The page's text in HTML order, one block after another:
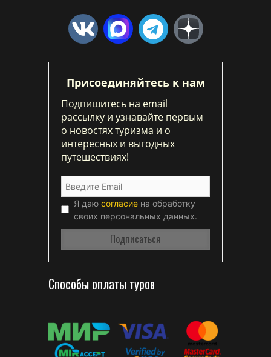
Присоединяйтесь к нам
Подпишитесь на email
рассылку и узнавайте первым
о новостях туризма и о
интересных и выгодных
путешествиях!
Я даю согласие на обработку
своих персональных данных.
Способы оплаты туров